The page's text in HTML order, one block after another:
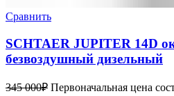
Сравнить
SCHTAER JUPITER 14D
безвоздушный дизельный
345 000₽ Первоначальная цена